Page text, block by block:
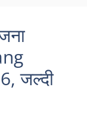
जल्दी